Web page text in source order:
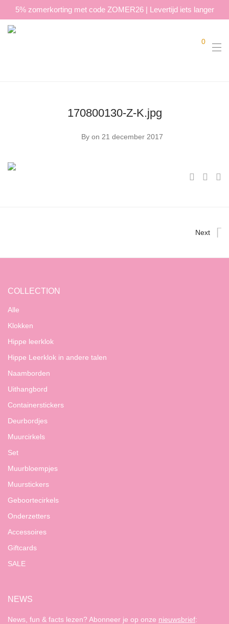
5% zomerkorting met code ZOMER26 | Levertijd iets langer
0
170800130-Z-K.jpg
By on 21 december 2017
Next
COLLECTION
Alle
Klokken
Hippe leerklok
Hippe Leerklok in andere talen
Naamborden
Uithangbord
Containerstickers
Deurbordjes
Muurcirkels
Set
Muurbloempjes
Muurstickers
Geboortecirkels
Onderzetters
Accessoires
Giftcards
SALE
NEWS
News, fun & facts lezen? Abonneer je op onze nieuwsbrief: